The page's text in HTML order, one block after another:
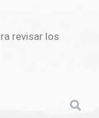
revisar los